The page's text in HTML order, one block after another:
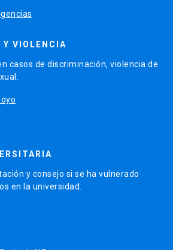
Y VIOLENCIA
casos de discriminación, violencia de
y consejo si se ha vulnerado
en la universidad.